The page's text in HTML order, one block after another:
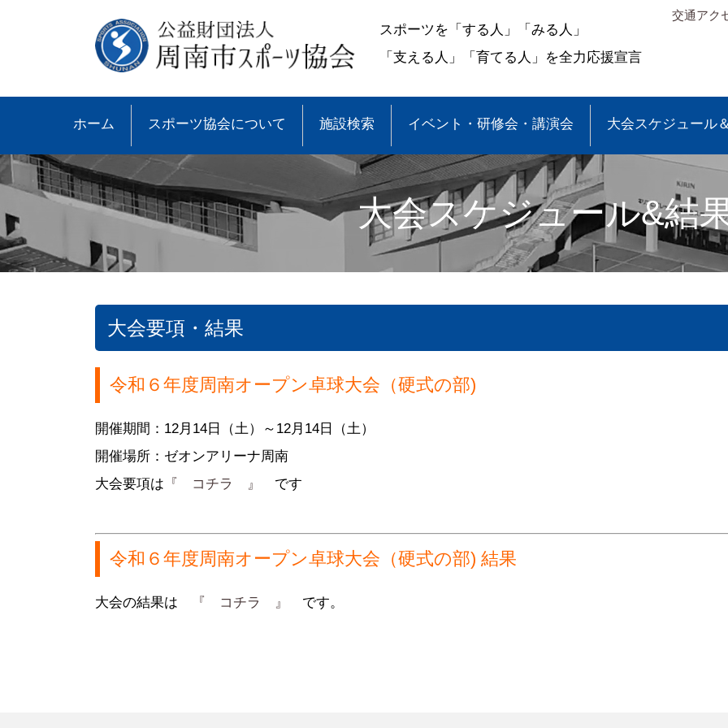
スポーツを「する人」「みる人」
「支える人」「育てる人」を全力応援宣言
交通アク
ホーム スポーツ協会について
●諸規則
●専門委員会規程
●加盟団体
●事業報告
施設検索 イベント・研修会・講演会 大会スケジュール
●大会情報＆結果
●スポーツ少年団とは
●登録スポーツ少年団
●スポーツ少年団大会情報
●スポーツ少年団諸規定
●各種申請・報告書
大会スケジュール&結
大会要項・結果
令和６年度周南オープン卓球大会（硬式の部)
開催期間：12月14日（土）～12月14日（土）
開催場所：ゼオンアリーナ周南
大会要項は 『 コチラ 』 です
令和６年度周南オープン卓球大会（硬式の部) 結果
大会の結果は 『 コチラ 』 です。